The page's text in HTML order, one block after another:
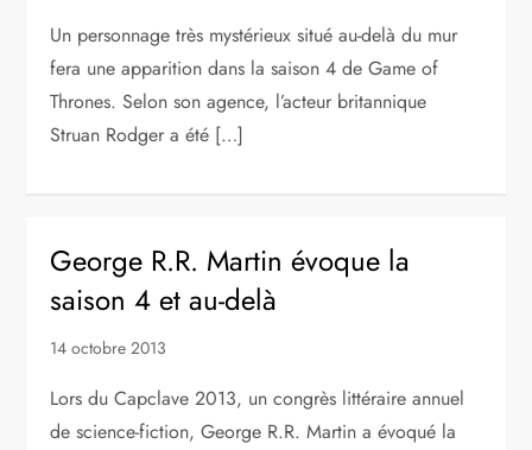
Un personnage très mystérieux situé au-delà du mur
fera une apparition dans la saison 4 de Game of
Thrones. Selon son agence, l’acteur britannique
Struan Rodger a été […]
George R.R. Martin évoque la
saison 4 et au-delà
14 octobre 2013
Lors du Capclave 2013, un congrès littéraire annuel
de science-fiction, George R.R. Martin a évoqué la